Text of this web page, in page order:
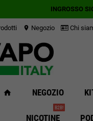
INGROSSO
location_on Negozio Chi
home NEGOZIO
NICOTINE
B2B!